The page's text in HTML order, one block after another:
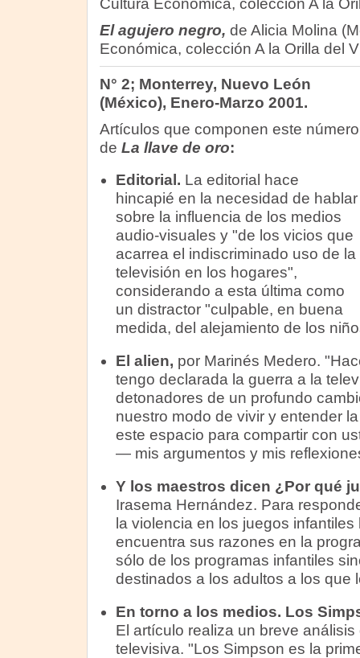
Cultura Económica, colección A la
El agujero negro, de Alicia Molina
Económica, colección A la Orilla del
N° 2; Monterrey, Nuevo León
(México), Enero-Marzo 2001.
Artículos que componen este número
de La llave de oro:
Editorial. La editorial hace
hincapié en la necesidad de hablar
sobre la influencia de los medios
audio-visuales y "de los vicios que
acarrea el indiscriminado uso de la
televisión en los hogares",
considerando a esta última como
un distractor "culpable, en buena
medida, del alejamiento de los
El alien, por Marinés Medero.
tengo declarada la guerra a la
detonadores de un profundo
nuestro modo de vivir y entender
este espacio para compartir con
— mis argumentos y mis
Y los maestros dicen ¿Por qué
Irasema Hernández. Para
la violencia en los juegos
encuentra sus razones en la
sólo de los programas infantiles
destinados a los adultos a los que
En torno a los medios. Los
El artículo realiza un breve
televisiva. "Los Simpson es la